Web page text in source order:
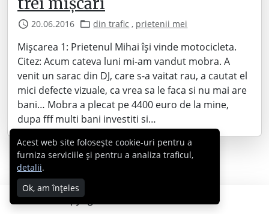
20.06.2016 din trafic , prietenii mei
Mișcarea 1: Prietenul Mihai își vinde motocicleta.
Citez: Acum cateva luni mi-am vandut mobra. A
venit un sarac din DJ, care s-a vaitat rau, a cautat el
mici defecte vizuale, ca vrea sa le faca si nu mai are
bani… Mobra a plecat pe 4400 euro de la mine,
dupa fff multi bani investiti si…
Copyright © 2007 - 2026 Cabral.ro
Acest web site folosește cookie-uri pentru a
furniza serviciile și pentru a analiza traficul,
detalii.
Ok, am înțeles